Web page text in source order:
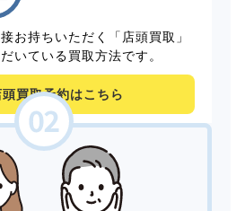
お持ちいただく「店頭買取」
いている買取方法です。
頭買取予約はこちら